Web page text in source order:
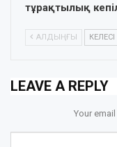
тұрақтылық
АЛДЫҢҒЫ КЕЛЕСІ
LEAVE A REPLY
Your